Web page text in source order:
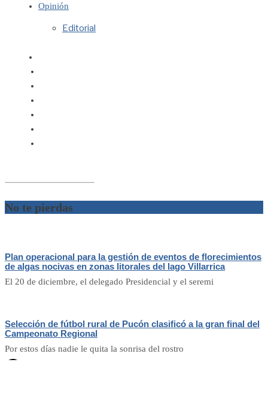
Opinión
Editorial
No te pierdas
Plan operacional para la gestión de eventos de florecimientos
de algas nocivas en zonas litorales del lago Villarrica
El 20 de diciembre, el delegado Presidencial y el seremi
Selección de fútbol rural de Pucón clasificó a la gran final del
Campeonato Regional
Por estos días nadie le quita la sonrisa del rostro